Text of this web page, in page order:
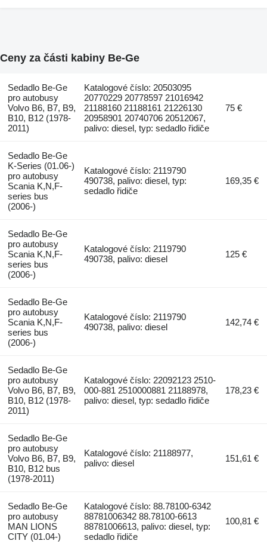
Ceny za části kabiny Be-Ge
Sedadlo Be-Ge
pro autobusy
Volvo B6, B7, B9,
B10, B12 (1978-
2011)
Katalogové číslo: 20503095
20770229 20778597 21016942
21188160 21188161 21226130
20958901 20740706 20512067,
palivo: diesel, typ: sedadlo řidiče
75 €
Sedadlo Be-Ge
K-Series (01.06-)
pro autobusy
Scania K,N,F-
series bus
(2006-)
Katalogové číslo: 2119790
490738, palivo: diesel, typ:
sedadlo řidiče
169,35 €
Sedadlo Be-Ge
pro autobusy
Scania K,N,F-
series bus
(2006-)
Katalogové číslo: 2119790
490738, palivo: diesel
125 €
Sedadlo Be-Ge
pro autobusy
Scania K,N,F-
series bus
(2006-)
Katalogové číslo: 2119790
490738, palivo: diesel
142,74 €
Sedadlo Be-Ge
pro autobusy
Volvo B6, B7, B9,
B10, B12 (1978-
2011)
Katalogové číslo: 22092123 2510-
000-881 2510000881 21188978,
palivo: diesel, typ: sedadlo řidiče
178,23 €
Sedadlo Be-Ge
pro autobusy
Volvo B6, B7, B9,
B10, B12 bus
(1978-2011)
Katalogové číslo: 21188977,
palivo: diesel
151,61 €
Sedadlo Be-Ge
pro autobusy
MAN LIONS
CITY (01.04-)
Katalogové číslo: 88.78100-6342
88781006342 88.78100-6613
88781006613, palivo: diesel, typ:
sedadlo řidiče
100,81 €